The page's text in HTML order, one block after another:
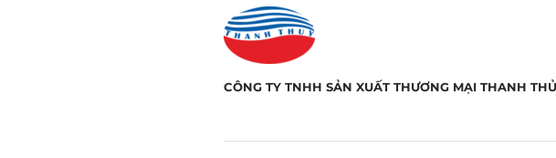
lượng sản phẩm để
CÔNG TY TNHH SẢN XUẤT THƯƠNG MẠI THANH